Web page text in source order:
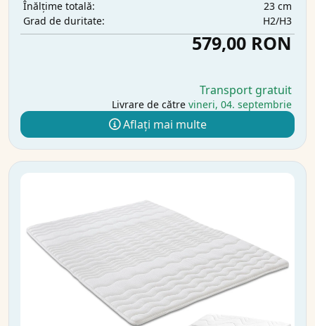
Înălțime totală:
23 cm
Grad de duritate:
H2/H3
579,00 RON
Transport gratuit
Livrare de către vineri, 04. septembrie
Aflați mai multe